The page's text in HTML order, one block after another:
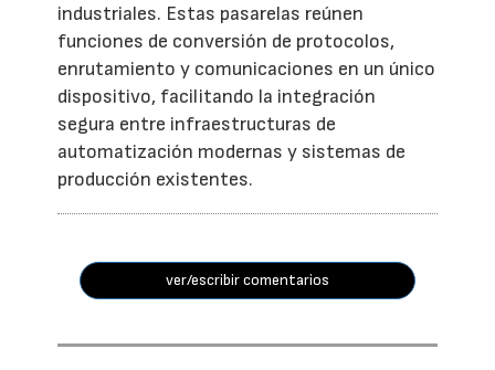
industriales. Estas pasarelas reúnen
funciones de conversión de protocolos,
enrutamiento y comunicaciones en un único
dispositivo, facilitando la integración
segura entre infraestructuras de
automatización modernas y sistemas de
producción existentes.
ver/escribir comentarios